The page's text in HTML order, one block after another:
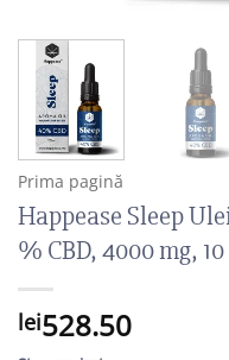
Prima pagină
Happease Sleep
% CBD, 4000 mg,
lei528.50